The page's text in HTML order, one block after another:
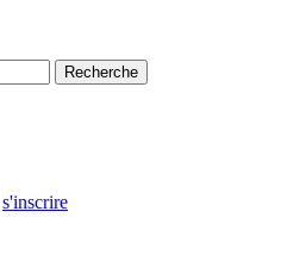
Recherche
s'inscrire